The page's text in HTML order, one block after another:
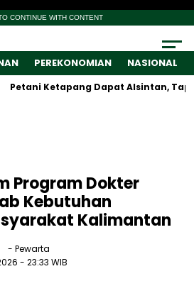
CONTINUE WITH CONTENT
PEREKONOMIAN NASIONAL
Ketapang Dapat Alsintan, Tapi
Program Dokter
Kebutuhan
Kalimantan
- Pewarta
- 23:33 WIB